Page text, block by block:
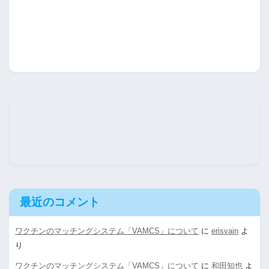
最近のコメント
ワクチンのマッチングシステム「VAMCS」について に erisvain よ
り
ワクチンのマッチングシステム「VAMCS」について に 和田知也 よ